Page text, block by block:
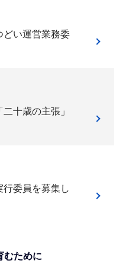
どい運営業務委
十歳の主張」
委員を募集し
むために